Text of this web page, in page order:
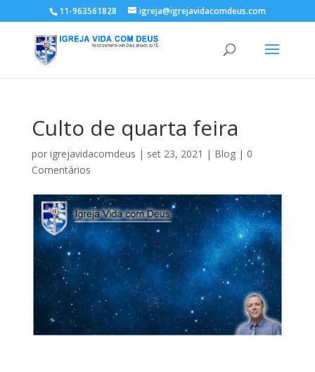
11-963561828 igreja@igrejavidacomdeus.com
Culto de quarta feira
por igrejavidacomdeus | set 23, 2021 | Blog| 0
Comentários